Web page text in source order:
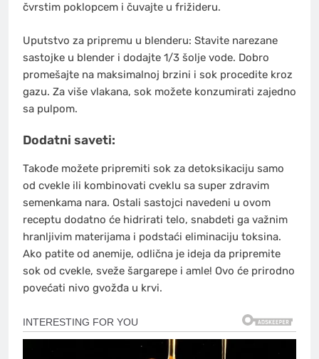
čvrstim poklopcem i čuvajte u frižideru.
Uputstvo za pripremu u blenderu: Stavite narezane
sastojke u blender i dodajte 1/3 šolje vode. Dobro
promešajte na maksimalnoj brzini i sok procedite kroz
gazu. Za više vlakana, sok možete konzumirati zajedno
sa pulpom.
Dodatni saveti:
Takođe možete pripremiti sok za detoksikaciju samo
od cvekle ili kombinovati cveklu sa super zdravim
semenkama nara. Ostali sastojci navedeni u ovom
receptu dodatno će hidrirati telo, snabdeti ga važnim
hranljivim materijama i podstaći eliminaciju toksina.
Ako patite od anemije, odlična je ideja da pripremite
sok od cvekle, sveže šargarepe i amle! Ovo će prirodno
povećati nivo gvožđa u krvi.